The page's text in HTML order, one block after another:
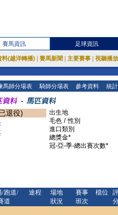
賽馬資訊 足球資訊
料(越洋轉播) 賽馬新聞 主要賽事 視聽播
馬師分場表 騎師分場表 參考資料 統
退役)
出生地
毛色 / 性別
進口類別
總獎金*
冠-亞-季-總出賽次數*
/跑道/
道
途程
場地
狀況
賽事
班次
檔位